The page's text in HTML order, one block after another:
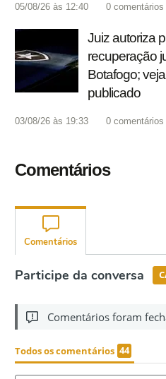
05/08/26 às 12:40 0 comentários
Juiz autoriza
recuperação
Botafogo;
publicado
03/08/26 às 19:33 0 comentários
Comentários